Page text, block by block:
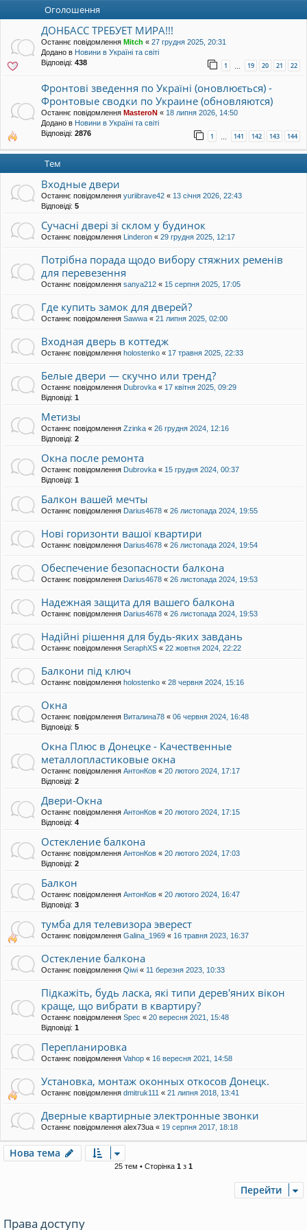
Оголошення
ДОНБАСС ТРЕБУЕТ МИРА!!!
Останнє повідомлення Mitch « 27 грудня 2025, 20:31
Додано в Новини в Україні та світі
Відповіді: 438 1 … 19 20 21 22
Фронтові зведення по Україні (оновлюється) -
Фронтовые сводки по Украине (обновляются)
Останнє повідомлення MasteroN « 18 липня 2026, 14:50
Додано в Новини в Україні та світі
Відповіді: 2876 1 … 141 142 143 144
Тем
Входные двери
Останнє повідомлення yuriibrave42 « 13 січня 2026, 22:43
Відповіді: 5
Сучасні двері зі склом у будинок
Останнє повідомлення Linderon « 29 грудня 2025, 12:17
Потрібна порада щодо вибору стяжних ременів
для перевезення
Останнє повідомлення sanya212 « 15 серпня 2025, 17:05
Где купить замок для дверей?
Останнє повідомлення Sawwa « 21 липня 2025, 02:00
Входная дверь в коттедж
Останнє повідомлення holostenko « 17 травня 2025, 22:33
Белые двери — скучно или тренд?
Останнє повідомлення Dubrovka « 17 квітня 2025, 09:29
Відповіді: 1
Метизы
Останнє повідомлення Zzinka « 26 грудня 2024, 12:16
Відповіді: 2
Окна после ремонта
Останнє повідомлення Dubrovka « 15 грудня 2024, 00:37
Відповіді: 1
Балкон вашей мечты
Останнє повідомлення Darius4678 « 26 листопада 2024, 19:55
Нові горизонти вашої квартири
Останнє повідомлення Darius4678 « 26 листопада 2024, 19:54
Обеспечение безопасности балкона
Останнє повідомлення Darius4678 « 26 листопада 2024, 19:53
Надежная защита для вашего балкона
Останнє повідомлення Darius4678 « 26 листопада 2024, 19:53
Надійні рішення для будь-яких завдань
Останнє повідомлення SeraphXS « 22 жовтня 2024, 22:22
Балкони під ключ
Останнє повідомлення holostenko « 28 червня 2024, 15:16
Окна
Останнє повідомлення Виталина78 « 06 червня 2024, 16:48
Відповіді: 5
Окна Плюс в Донецке - Качественные
металлопластиковые окна
Останнє повідомлення АнтонКов « 20 лютого 2024, 17:17
Відповіді: 2
Двери-Окна
Останнє повідомлення АнтонКов « 20 лютого 2024, 17:15
Відповіді: 4
Остекление балкона
Останнє повідомлення АнтонКов « 20 лютого 2024, 17:03
Відповіді: 2
Балкон
Останнє повідомлення АнтонКов « 20 лютого 2024, 16:47
Відповіді: 3
тумба для телевизора эверест
Останнє повідомлення Galina_1969 « 16 травня 2023, 16:37
Остекление балкона
Останнє повідомлення Qiwi « 11 березня 2023, 10:33
Підкажіть, будь ласка, які типи дерев'яних вікон
краще, що вибрати в квартиру?
Останнє повідомлення Spec « 20 вересня 2021, 15:48
Відповіді: 1
Перепланировка
Останнє повідомлення Vahop « 16 вересня 2021, 14:58
Установка, монтаж оконных откосов Донецк.
Останнє повідомлення dmitruk111 « 21 липня 2018, 13:41
Дверные квартирные электронные звонки
Останнє повідомлення alex73ua « 19 серпня 2017, 18:18
Нова тема
25 тем • Сторінка 1 з 1
Перейти
Права доступу